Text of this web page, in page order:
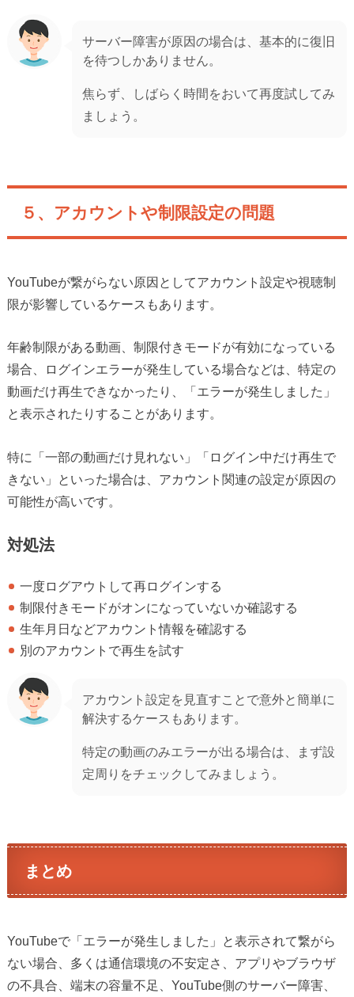
サーバー障害が原因の場合は、基本的に復旧
を待つしかありません。
焦らず、しばらく時間をおいて再度試してみ
ましょう。
５、アカウントや制限設定の問題
YouTubeが繋がらない原因としてアカウント設定や視聴制
限が影響しているケースもあります。
年齢制限がある動画、制限付きモードが有効になっている
場合、ログインエラーが発生している場合などは、特定の
動画だけ再生できなかったり、「エラーが発生しました」
と表示されたりすることがあります。
特に「一部の動画だけ見れない」「ログイン中だけ再生で
きない」といった場合は、アカウント関連の設定が原因の
可能性が高いです。
対処法
一度ログアウトして再ログインする
制限付きモードがオンになっていないか確認する
生年月日などアカウント情報を確認する
別のアカウントで再生を試す
アカウント設定を見直すことで意外と簡単に
解決するケースもあります。
特定の動画のみエラーが出る場合は、まず設
定周りをチェックしてみましょう。
まとめ
YouTubeで「エラーが発生しました」と表示されて繋がら
ない場合、多くは通信環境の不安定さ、アプリやブラウザ
の不具合、端末の容量不足、YouTube側のサーバー障害、